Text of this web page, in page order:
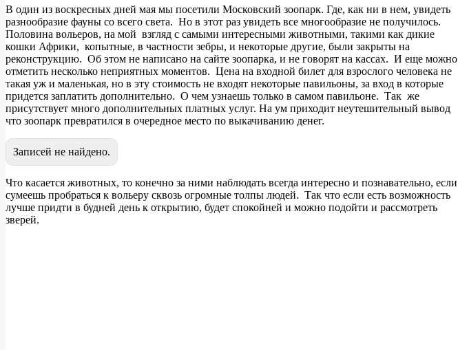
В один из воскресных дней мая мы посетили Московский зоопарк. Где, как ни в нем, увидеть
разнообразие фауны со всего света. Но в этот раз увидеть все многообразие не получилось.
Половина вольеров, на мой взгляд с самыми интересными животными, такими как дикие
кошки Африки, копытные, в частности зебры, и некоторые другие, были закрыты на
реконструкцию. Об этом не написано на сайте зоопарка, и не говорят на кассах. И еще можно
отметить несколько неприятных моментов. Цена на входной билет для взрослого человека не
такая уж и маленькая, но в эту стоимость не входят некоторые павильоны, за вход в которые
придется заплатить дополнительно. О чем узнаешь только в самом павильоне. Так же
присутствует много дополнительных платных услуг. На ум приходит неутешительный вывод
что зоопарк превратился в очередное место по выкачиванию денег.
Записей не найдено.
Что касается животных, то конечно за ними наблюдать всегда интересно и познавательно, если
сумеешь пробраться к вольеру сквозь огромные толпы людей. Так что если есть возможность
лучше придти в будней день к открытию, будет спокойней и можно подойти и рассмотреть
зверей.